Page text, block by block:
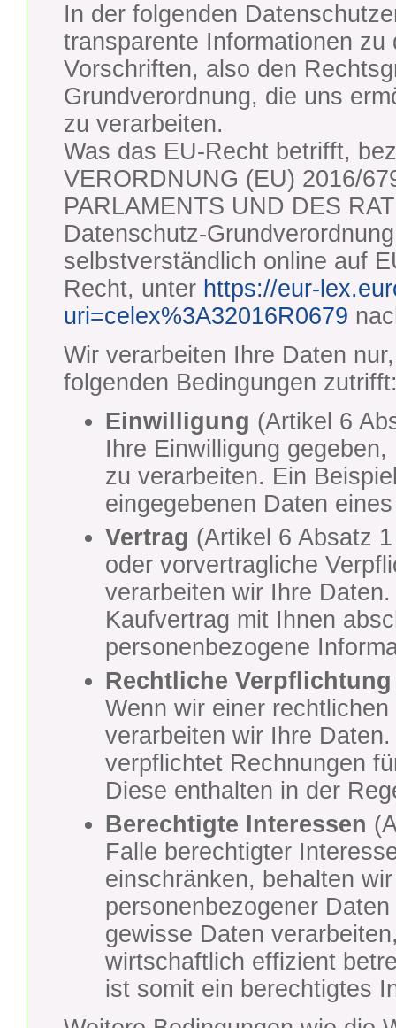
In der folgenden
transparente Informationen
Vorschriften, also den
Grundverordnung, die uns
zu verarbeiten.
Was das EU-Recht betrifft,
VERORDNUNG (EU) 2016/
PARLAMENTS UND DES
Datenschutz-
selbstverständlich online auf
Recht, unter https://eur-
uri=celex%3A32016R0679
Wir verarbeiten Ihre Daten
folgenden Bedingungen
Einwilligung (Artikel 6
Ihre Einwilligung
zu verarbeiten. Ein
eingegebenen Daten
Vertrag (Artikel 6 Absatz
oder vorvertragliche
verarbeiten wir Ihre
Kaufvertrag mit Ihnen
personenbezogene
Rechtliche Verpflichtung
Wenn wir einer
verarbeiten wir Ihre
verpflichtet Rechnungen
Diese enthalten in der
Berechtigte Interessen
Falle berechtigter
einschränken, behalten
personenbezogener
gewisse Daten
wirtschaftlich effizient
ist somit ein berechtigtes